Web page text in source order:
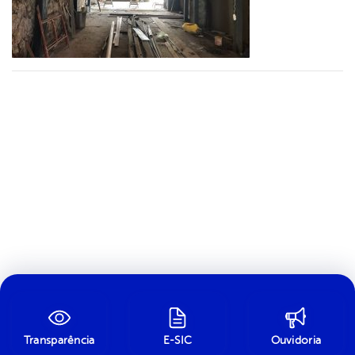
Transparência E-SIC Ouvidoria